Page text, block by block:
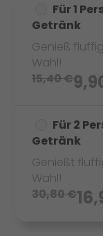
Für 1
Getränk
Genieß
Wahl!
15,40€
Für 2
Getränk
Genießt
Wahl!
30,80€